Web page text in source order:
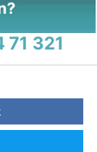
71 321